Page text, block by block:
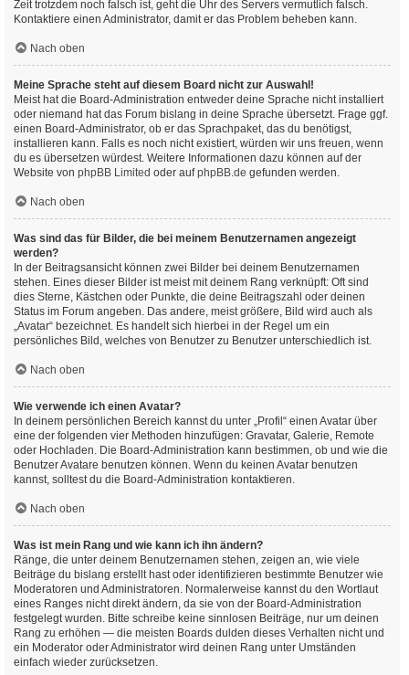
Zeit trotzdem noch falsch ist, geht die Uhr des Servers vermutlich falsch.
Kontaktiere einen Administrator, damit er das Problem beheben kann.
Nach oben
Meine Sprache steht auf diesem Board nicht zur Auswahl!
Meist hat die Board-Administration entweder deine Sprache nicht installiert
oder niemand hat das Forum bislang in deine Sprache übersetzt. Frage ggf.
einen Board-Administrator, ob er das Sprachpaket, das du benötigst,
installieren kann. Falls es noch nicht existiert, würden wir uns freuen, wenn
du es übersetzen würdest. Weitere Informationen dazu können auf der
Website von phpBB Limited oder aufphpBB.de gefunden werden.
Nach oben
Was sind das für Bilder, die bei meinem Benutzernamen angezeigt
werden?
In der Beitragsansicht können zwei Bilder bei deinem Benutzernamen
stehen. Eines dieser Bilder ist meist mit deinem Rang verknüpft: Oft sind
dies Sterne, Kästchen oder Punkte, die deine Beitragszahl oder deinen
Status im Forum angeben. Das andere, meist größere, Bild wird auch als
„Avatar“ bezeichnet. Es handelt sich hierbei in der Regel um ein
persönliches Bild, welches von Benutzer zu Benutzer unterschiedlich ist.
Nach oben
Wie verwende ich einen Avatar?
In deinem persönlichen Bereich kannst du unter „Profil“ einen Avatar über
eine der folgenden vier Methoden hinzufügen: Gravatar, Galerie, Remote
oder Hochladen. Die Board-Administration kann bestimmen, ob und wie die
Benutzer Avatare benutzen können. Wenn du keinen Avatar benutzen
kannst, solltest du die Board-Administration kontaktieren.
Nach oben
Was ist mein Rang und wie kann ich ihn ändern?
Ränge, die unter deinem Benutzernamen stehen, zeigen an, wie viele
Beiträge du bislang erstellt hast oder identifizieren bestimmte Benutzer wie
Moderatoren und Administratoren. Normalerweise kannst du den Wortlaut
eines Ranges nicht direkt ändern, da sie von der Board-Administration
festgelegt wurden. Bitte schreibe keine sinnlosen Beiträge, nur um deinen
Rang zu erhöhen — die meisten Boards dulden dieses Verhalten nicht und
ein Moderator oder Administrator wird deinen Rang unter Umständen
einfach wieder zurücksetzen.